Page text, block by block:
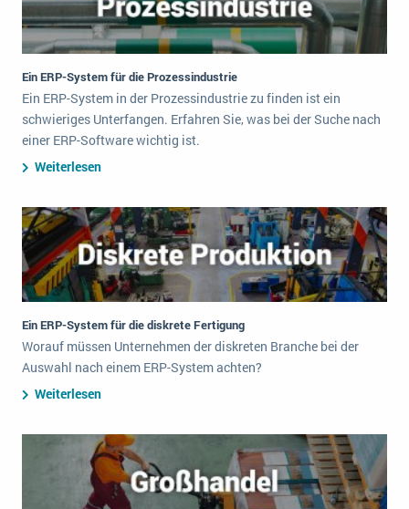
Ein ERP-System für die Prozessindustrie
Ein ERP-System in der Prozessindustrie zu finden ist ein
schwieriges Unterfangen. Erfahren Sie, was bei der Suche nach
einer ERP-Software wichtig ist.
Weiterlesen
Ein ERP-System für die diskrete Fertigung
Worauf müssen Unternehmen der diskreten Branche bei der
Auswahl nach einem ERP-System achten?
Weiterlesen